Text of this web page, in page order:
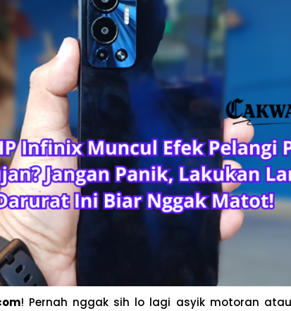
! Pernah nggak sih lo lagi asyik motoran